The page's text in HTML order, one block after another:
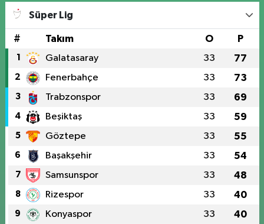
Süper Lig
# Takım O P
1 Galatasaray 33 77
2 Fenerbahçe 33 73
3 Trabzonspor 33 69
4 Beşiktaş 33 59
5 Göztepe 33 55
6 Başakşehir 33 54
7 Samsunspor 33 48
8 Rizespor 33 40
9 Konyaspor 33 40